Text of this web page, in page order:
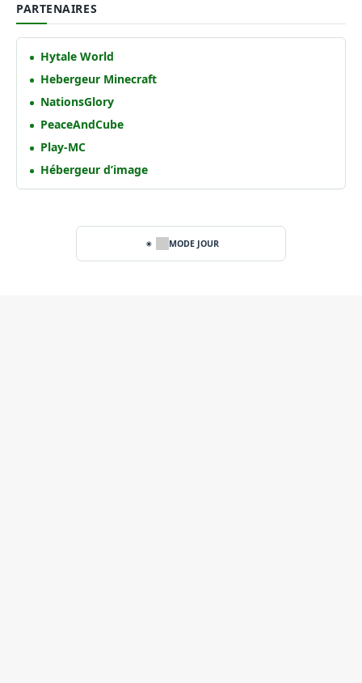
PARTENAIRES
Hytale World
Hebergeur Minecraft
NationsGlory
PeaceAndCube
Play-MC
Hébergeur d’image
MODE JOUR